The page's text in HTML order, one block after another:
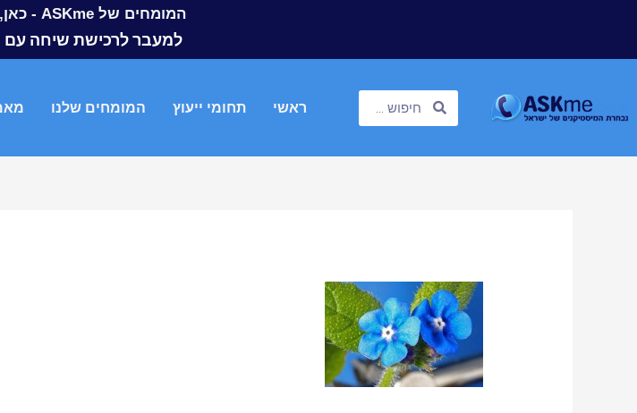
המומחים של ASKme - כאן, במיוחד בשבילך
למעבר לרכישת שיחה
ראשי תחומי ייעוץ המומחים שלנו